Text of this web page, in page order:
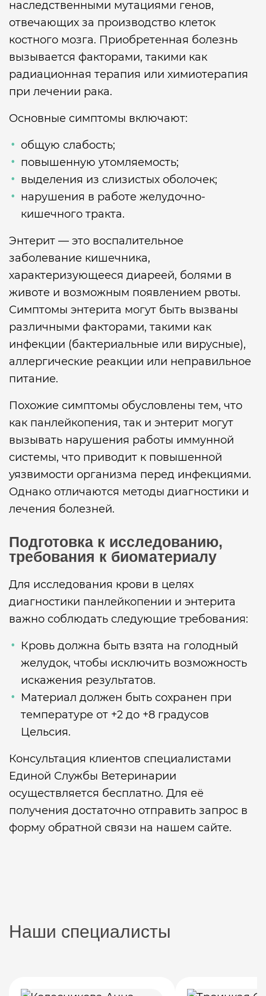
наследственными мутациями генов,
отвечающих за производство клеток
костного мозга. Приобретенная болезнь
вызывается факторами, такими как
радиационная терапия или химиотерапия
при лечении рака.
Основные симптомы включают:
общую слабость;
повышенную утомляемость;
выделения из слизистых оболочек;
нарушения в работе желудочно-
кишечного тракта.
Энтерит — это воспалительное
заболевание кишечника,
характеризующееся диареей, болями в
животе и возможным появлением рвоты.
Симптомы энтерита могут быть вызваны
различными факторами, такими как
инфекции (бактериальные или вирусные),
аллергические реакции или неправильное
питание.
Похожие симптомы обусловлены тем, что
как панлейкопения, так и энтерит могут
вызывать нарушения работы иммунной
системы, что приводит к повышенной
уязвимости организма перед инфекциями.
Однако отличаются методы диагностики и
лечения болезней.
Подготовка к исследованию,
требования к биоматериалу
Для исследования крови в целях
диагностики панлейкопении и энтерита
важно соблюдать следующие требования:
Кровь должна быть взята на голодный
желудок, чтобы исключить возможность
искажения результатов.
Материал должен быть сохранен при
температуре от +2 до +8 градусов
Цельсия.
Консультация клиентов специалистами
Единой Службы Ветеринарии
осуществляется бесплатно. Для её
получения достаточно отправить запрос в
форму обратной связи на нашем сайте.
Наши специалисты